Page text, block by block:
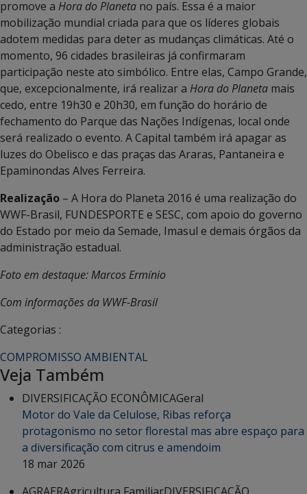
promove a Hora do Planeta no país. Essa é a maior
mobilização mundial criada para que os líderes globais
adotem medidas para deter as mudanças climáticas. Até o
momento, 96 cidades brasileiras já confirmaram
participação neste ato simbólico. Entre elas, Campo Grande,
que, excepcionalmente, irá realizar a Hora do Planeta mais
cedo, entre 19h30 e 20h30, em função do horário de
fechamento do Parque das Nações Indígenas, local onde
será realizado o evento. A Capital também irá apagar as
luzes do Obelisco e das praças das Araras, Pantaneira e
Epaminondas Alves Ferreira.
Realização – A Hora do Planeta 2016 é uma realização do
WWF-Brasil, FUNDESPORTE e SESC, com apoio do governo
do Estado por meio da Semade, Imasul e demais órgãos da
administração estadual.
Foto em destaque: Marcos Ermínio
Com informações da WWF-Brasil
Categorias :
COMPROMISSO AMBIENTAL
Veja Também
DIVERSIFICAÇÃO ECONÔMICAGeral
Motor do Vale da Celulose, Ribas reforça
protagonismo no setor florestal mas abre espaço para
a diversificação com citrus e amendoim
18 mar 2026